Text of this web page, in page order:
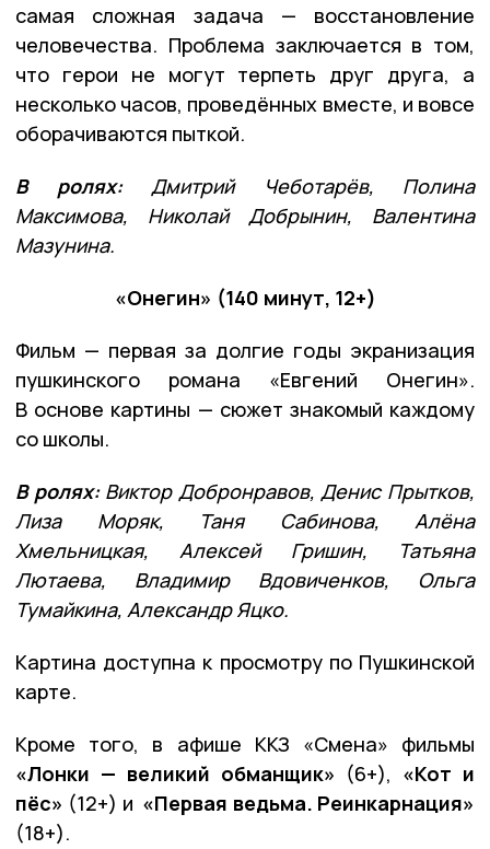
самая сложная задача — восстановление
человечества. Проблема заключается в том,
что герои не могут терпеть друг друга, а
несколько часов, проведённых вместе, и вовсе
оборачиваются пыткой.
В ролях:Дмитрий Чеботарёв, Полина
Максимова, Николай Добрынин, Валентина
Мазунина.
«Онегин» (140 минут, 12+)
Фильм — первая за долгие годы экранизация
пушкинского романа «Евгений Онегин».
В основе картины — сюжет знакомый каждому
со школы.
В ролях:Виктор Добронравов, Денис Прытков,
Лиза Моряк, Таня Сабинова, Алёна
Хмельницкая, Алексей Гришин, Татьяна
Лютаева, Владимир Вдовиченков, Ольга
Тумайкина, Александр Яцко.
Картина доступна к просмотру по Пушкинской
карте.
Кроме того, в афише ККЗ «Смена» фильмы
«Лонки — великий обманщик» (6+), «Кот и
пёс» (12+) и «Первая ведьма. Реинкарнация»
(18+).